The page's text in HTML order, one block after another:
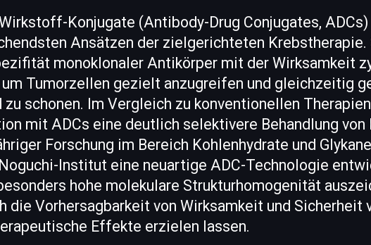
Konjugate (Antibody-Drug Conjugates, ADCs)
Ansätzen der zielgerichteten Krebstherapie.
monoklonaler Antikörper mit der Wirksamkeit
Tumorzellen gezielt anzugreifen und gleichzeitig
schonen. Im Vergleich zu konventionellen
mit ADCs eine deutlich selektivere Behandlung
Forschung im Bereich Kohlenhydrate und
Institut eine neuartige ADC-Technologie
hohe molekulare Strukturhomogenität
die Vorhersagbarkeit von Wirksamkeit und Sicherheit
Effekte erzielen lassen.